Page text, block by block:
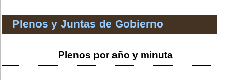
Plenos y Juntas de Gobierno
Plenos por año y minuta